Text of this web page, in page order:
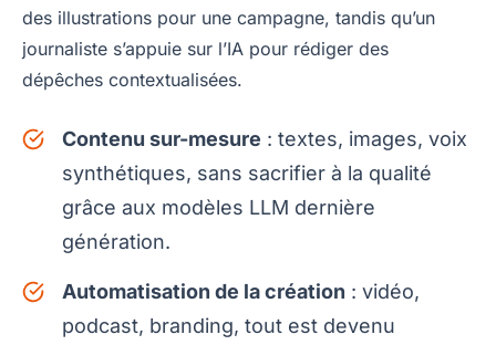
des illustrations pour une campagne, tandis qu’un
journaliste s’appuie sur l’IA pour rédiger des
dépêches contextualisées.
Contenu sur-mesure : textes, images, voix
synthétiques, sans sacrifier à la qualité
grâce aux modèles LLM dernière
génération.
Automatisation de la création : vidéo,
podcast, branding, tout est devenu